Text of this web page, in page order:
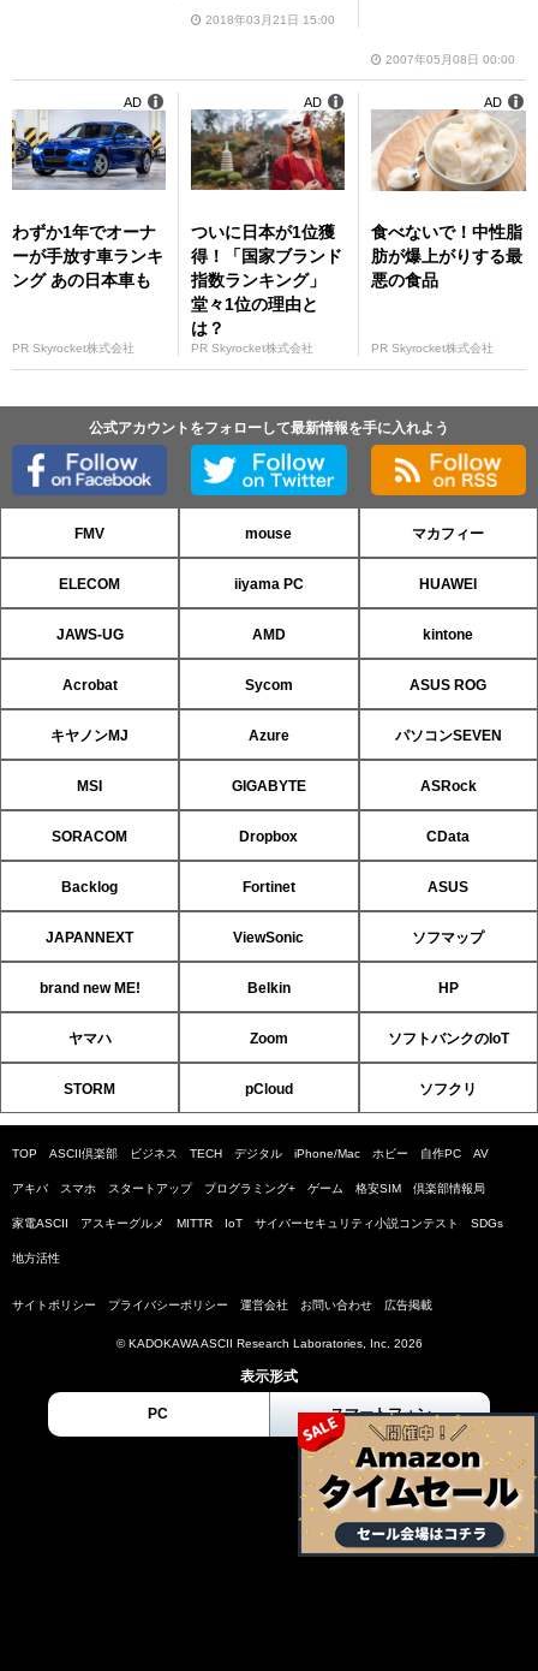
2018年03月21日 15:00
2007年05月08日 00:00
わずか1年でオーナ
ーが手放す車ランキ
ング あの日本車も
PR Skyrocket株式会社
AD
ついに日本が1位獲
得！「国家ブランド
指数ランキング」
堂々1位の理由と
は？
PR Skyrocket株式会社
AD
食べないで！中性脂
肪が爆上がりする最
悪の食品
PR Skyrocket株式会社
AD
公式アカウントをフォローして最新情報を手に入れよう
FMV mouse マカフィー
ELECOM iiyama PC HUAWEI
JAWS-UG AMD kintone
Acrobat Sycom ASUS ROG
キヤノンMJ Azure パソコンSEVEN
MSI GIGABYTE ASRock
SORACOM Dropbox CData
Backlog Fortinet ASUS
JAPANNEXT ViewSonic ソフマップ
brand new ME! Belkin HP
ヤマハ Zoom ソフトバンクのIoT
STORM pCloud ソフクリ
TOP ASCII倶楽部 ビジネス TECH デジタル iPhone/Mac ホビー 自作PC AV
アキバ スマホ スタートアップ プログラミング+ ゲーム 格安SIM 倶楽部情報局
家電ASCII アスキーグルメ MITTR IoT サイバーセキュリティ小説コンテスト SDGs
地方活性
サイトポリシー プライバシーポリシー 運営会社 お問い合わせ 広告掲載
© KADOKAWA ASCII Research Laboratories, Inc. 2026
表示形式
PC スマートフォン